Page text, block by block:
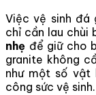
Việc vệ sinh đá
chỉ cần lau chùi
nhẹ để giữ cho
granite không
như một số vật
công sức vệ sinh.